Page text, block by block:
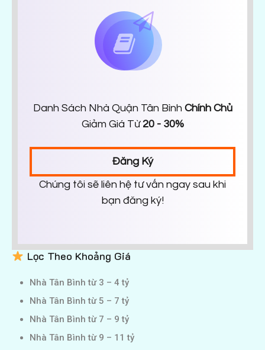
Danh Sách Nhà Quận Tân Bình Chính Chủ
Giảm Giá Từ 20 - 30%
Đăng Ký
Chúng tôi sẽ liên hệ tư vấn ngay sau khi
bạn đăng ký!
Lọc Theo Khoảng Giá
Nhà Tân Bình từ 3 – 4 tỷ
Nhà Tân Bình từ 5 – 7 tỷ
Nhà Tân Bình từ 7 – 9 tỷ
Nhà Tân Bình từ 9 – 11 tỷ